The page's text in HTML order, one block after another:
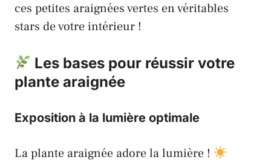
ces petites araignées vertes en véritables
stars de votre intérieur !
Les bases pour réussir votre
plante araignée
Exposition à la lumière optimale
La plante araignée adore la lumière !